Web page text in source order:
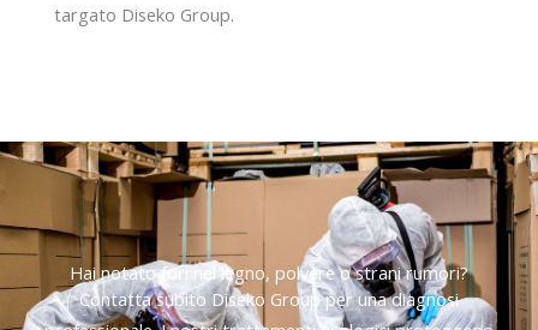
targato Diseko Group.
Hai notato fori nel legno, polvere o strani rumori?
Contatta subito Diseko Group per una diagnosi